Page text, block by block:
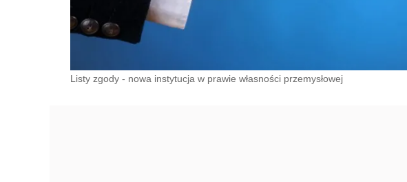
Listy zgody - nowa instytucja w prawie własności przemysłowej